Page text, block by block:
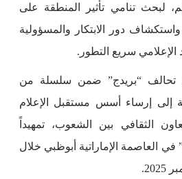
لبحث تنامي تأثير المنطقة على
واستكشاف دور الابتكار والمسؤولية
سريع التطور.
تحالف “بريدج” ضمن سلسلة من
إلى إرساء أسس مستقبل الإعلام
الثقافي بين الشعوب، تمهيداً
قمة “بريدج 2025” في العاصمة الإماراتية أبوظبي خلال